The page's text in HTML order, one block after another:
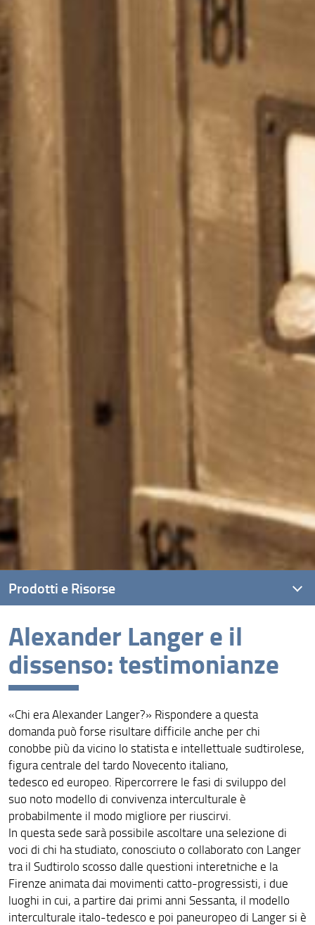
Alexander Langer e il
dissenso: testimonianze
«Chi era Alexander Langer?» Rispondere a questa
domanda può forse risultare difficile anche per chi
conobbe più da vicino lo statista e intellettuale sudtirolese,
figura centrale del tardo Novecento italiano,
tedesco ed europeo. Ripercorrere le fasi di sviluppo del
suo noto modello di convivenza interculturale è
probabilmente il modo migliore per riuscirvi.
In questa sede sarà possibile ascoltare una selezione di
voci di chi ha studiato, conosciuto o collaborato con Langer
tra il Sudtirolo scosso dalle questioni interetniche e la
Firenze animata dai movimenti catto-progressisti, i due
luoghi in cui, a partire dai primi anni Sessanta, il modello
interculturale italo-tedesco e poi paneuropeo di Langer si è
Prodotti e Risorse
Pubblicazioni
Progetto Langer
Catalogazione del complesso di fondi Magris-Madieri